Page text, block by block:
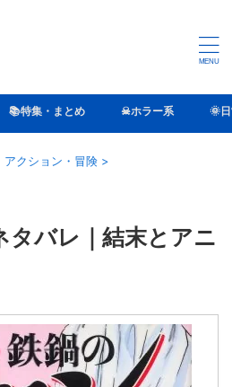
📚特集・まとめ ☠ホラー系 🌞
アクション・冒険 >
タバレ｜結末とアニ